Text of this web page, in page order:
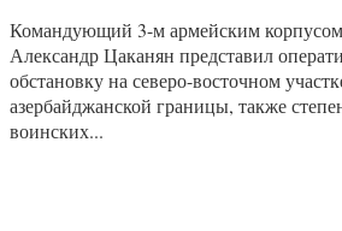
Командующий 3-м армейским
Александр Цаканян представил
обстановку на северо-восточном
азербайджанской границы, также
воинских...